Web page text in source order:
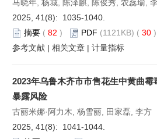
马晓年, 杨城, 陈泽麒, 陈俊秀, 农蕊瑜,
2025, 41(8): 1035-1040.
摘要 ( 82 ) PDF (1121KB) ( 30 )
参考文献 | 相关文章 | 计量指标
2023年乌鲁木齐市市售花生中黄曲
暴露风险
古丽米娜·阿力木, 杨雪丽, 田家磊, 李方
2025, 41(8): 1041-1044.